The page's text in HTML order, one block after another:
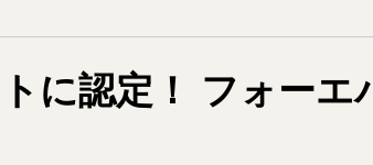
に認定！ フォー